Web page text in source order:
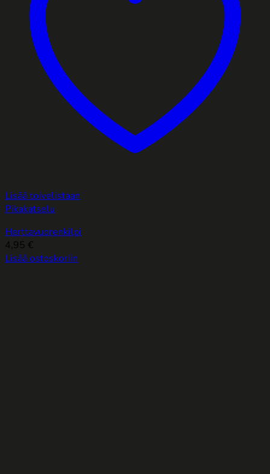
Lisää toivelistaan
Pikakatselu
Herttavuorenkilpi
4,95 €
Lisää ostoskoriin